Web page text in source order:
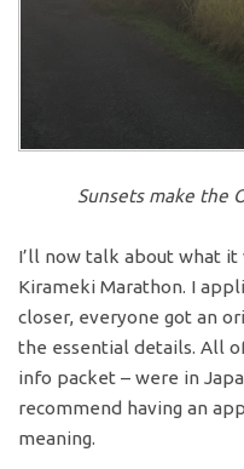
Sunsets make the
I’ll now talk about what
Kirameki Marathon. I
closer, everyone got an
the essential details. All
info packet – were in
recommend having an
meaning.